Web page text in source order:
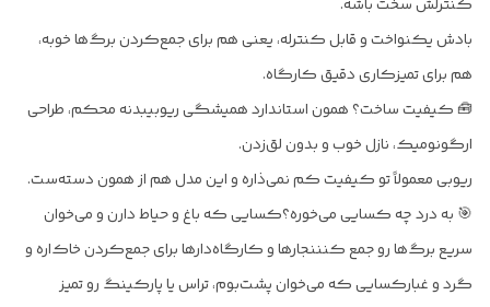
کنترلش سخت باشه.
بادش یکنواخت و قابل کنترله، یعنی هم برای جمع‌کردن برگ‌ها خوبه،
هم برای تمیزکاری دقیق کارگاه.
🧰 کیفیت ساخت؟ همون استاندارد همیشگی ریوبیبدنه محکم، طراحی
ارگونومیک، نازل خوب و بدون لق‌زدن.
ریوبی معمولاً تو کیفیت کم نمی‌ذاره و این مدل هم از همون دسته‌ست.
🎯 به درد چه کسایی می‌خوره؟کسایی که باغ و حیاط دارن و می‌خوان
سریع برگ‌ها رو جمع کنننجارها و کارگاه‌دارها برای جمع‌کردن خاک‌اره و
گرد و غبارکسایی که می‌خوان پشت‌بوم، تراس یا پارکینگ رو تمیز